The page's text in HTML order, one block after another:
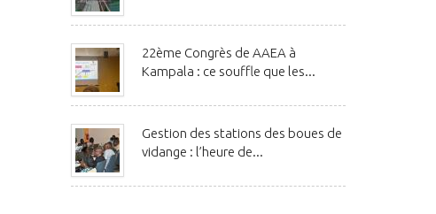
22ème Congrès de AAEA à
Kampala : ce souffle que les...
Gestion des stations des boues de
vidange : l’heure de...